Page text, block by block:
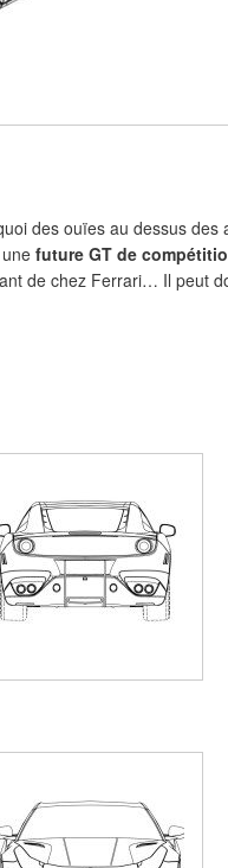
des ouïes au dessus des
future GT de
de chez Ferrari… Il peut